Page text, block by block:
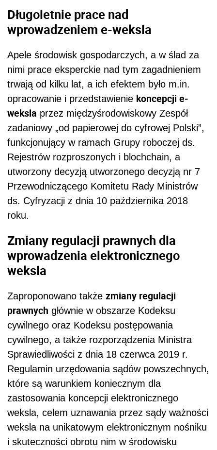
Długoletnie prace nad
wprowadzeniem e-weksla
Apele środowisk gospodarczych, a w ślad za
nimi prace eksperckie nad tym zagadnieniem
trwają od kilku lat, a ich efektem było m.in.
opracowanie i przedstawienie koncepcji e-
weksla przez międzyśrodowiskowy Zespół
zadaniowy „od papierowej do cyfrowej Polski”,
funkcjonujący w ramach Grupy roboczej ds.
Rejestrów rozproszonych i blochchain, a
utworzony decyzją utworzonego decyzją nr 7
Przewodniczącego Komitetu Rady Ministrów
ds. Cyfryzacji z dnia 10 października 2018
roku.
Zmiany regulacji prawnych dla
wprowadzenia elektronicznego
weksla
Zaproponowano także zmiany regulacji
prawnych głównie w obszarze Kodeksu
cywilnego oraz Kodeksu postępowania
cywilnego, a także rozporządzenia Ministra
Sprawiedliwości z dnia 18 czerwca 2019 r.
Regulamin urzędowania sądów powszechnych,
które są warunkiem koniecznym dla
zastosowania koncepcji elektronicznego
weksla, celem uznawania przez sądy ważności
weksla na unikatowym elektronicznym nośniku
i skuteczności obrotu nim w środowisku